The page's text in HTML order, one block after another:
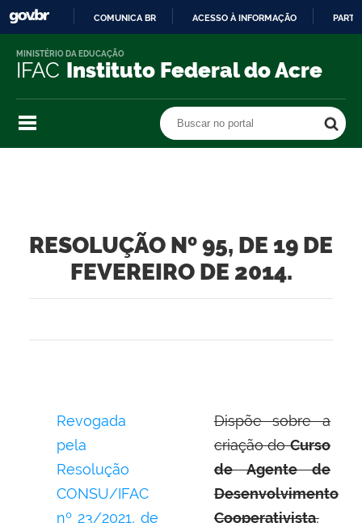
O
COMUNICA BR ACESSO À INFORMAÇÃO
IFAC Instituto Federal do Acre
MINISTÉRIO DA EDUCAÇÃO
Buscar no portal
RESOLUÇÃO Nº 95, DE 19 DE
FEVEREIRO DE 2014.
Revogada
pela
Resolução
CONSU/IFAC
nº 23/2021, de
Dispõe sobre a
criação doCurso
de Agente de
Desenvolvimento
Cooperativista,